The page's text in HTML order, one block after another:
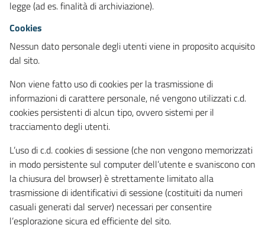
legge (ad es. finalità di archiviazione).
Cookies
Nessun dato personale degli utenti viene in proposito acquisito
dal sito.
Non viene fatto uso di cookies per la trasmissione di
informazioni di carattere personale, né vengono utilizzati c.d.
cookies persistenti di alcun tipo, ovvero sistemi per il
tracciamento degli utenti.
L’uso di c.d. cookies di sessione (che non vengono memorizzati
in modo persistente sul computer dell’utente e svaniscono con
la chiusura del browser) è strettamente limitato alla
trasmissione di identificativi di sessione (costituiti da numeri
casuali generati dal server) necessari per consentire
l’esplorazione sicura ed efficiente del sito.